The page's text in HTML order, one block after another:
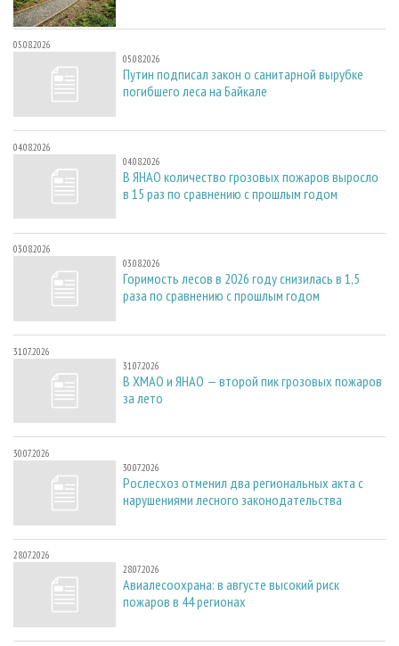
05.08.2026
05.08.2026
Путин подписал закон о санитарной вырубке
погибшего леса на Байкале
04.08.2026
04.08.2026
В ЯНАО количество грозовых пожаров выросло
в 15 раз по сравнению с прошлым годом
03.08.2026
03.08.2026
Горимость лесов в 2026 году снизилась в 1,5
раза по сравнению с прошлым годом
31.07.2026
31.07.2026
В ХМАО и ЯНАО — второй пик грозовых пожаров
за лето
30.07.2026
30.07.2026
Рослесхоз отменил два региональных акта с
нарушениями лесного законодательства
28.07.2026
28.07.2026
Авиалесоохрана: в августе высокий риск
пожаров в 44 регионах